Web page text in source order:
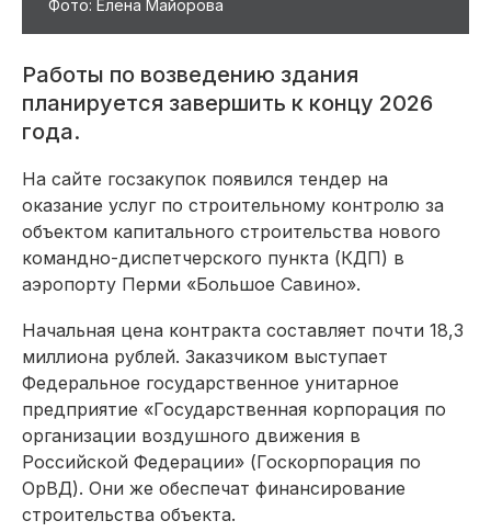
Фото: Елена Майорова
Работы по возведению здания
планируется завершить к концу 2026
года.
На сайте госзакупок появился тендер на
оказание услуг по строительному контролю за
объектом капитального строительства нового
командно-диспетчерского пункта (КДП) в
аэропорту Перми «Большое Савино».
Начальная цена контракта составляет почти 18,3
миллиона рублей. Заказчиком выступает
Федеральное государственное унитарное
предприятие «Государственная корпорация по
организации воздушного движения в
Российской Федерации» (Госкорпорация по
ОрВД). Они же обеспечат финансирование
строительства объекта.